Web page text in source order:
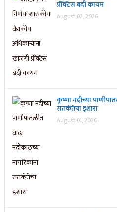
प्रॅक्टिस बंदी कायम
August 02, 2026
कृष्णा नदीच्या
सतर्कतेचा इशारा
August 01, 2026